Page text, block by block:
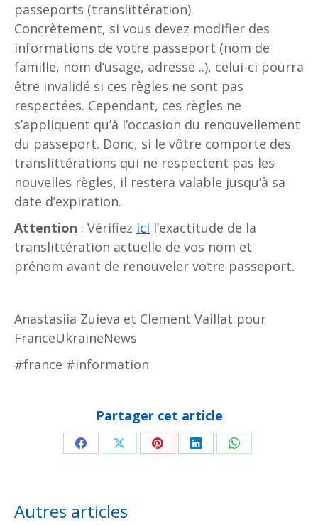
passeports (translittération).
Concrètement, si vous devez modifier des
informations de votre passeport (nom de
famille, nom d’usage, adresse ..), celui-ci pourra
être invalidé si ces règles ne sont pas
respectées. Cependant, ces règles ne
s’appliquent qu’à l’occasion du renouvellement
du passeport. Donc, si le vôtre comporte des
translittérations qui ne respectent pas les
nouvelles règles, il restera valable jusqu’à sa
date d’expiration.
Attention : Vérifiez ici l’exactitude de la
translittération actuelle de vos nom et
prénom avant de renouveler votre passeport.
Anastasiia Zuieva et Clement Vaillat pour
FranceUkraineNews
#france #information
Partager cet article
PartagerPartagerPartagerPartagerPartager
Autres articles